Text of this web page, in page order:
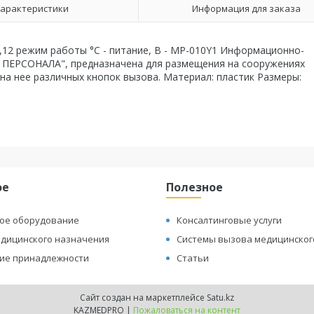
Информация для заказа
режим работы °С - питание, В - MP-010Y1 Информационно-
предназначена для размещения на сооружениях
нее различных кнопок вызова. Материал: пластик Размеры:
оборудование
назначения
принадлежности
Полезное
Консалтинговые услуги
Системы вызова
Статьи
Сайт создан на маркетплейсе Satu.kz
KAZMEDPRO | Пожаловаться на контент